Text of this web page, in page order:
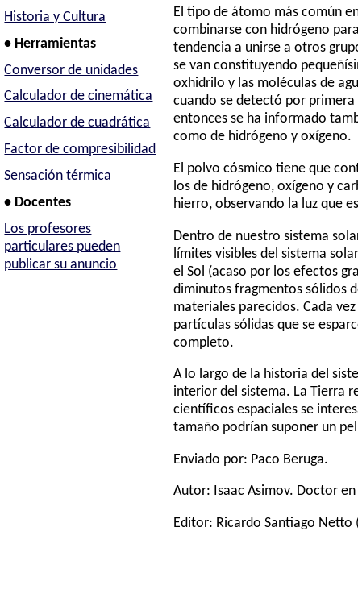
Historia y Cultura
• Herramientas
Conversor de unidades
Calculador de cinemática
Calculador de cuadrática
Factor de compresibilidad
Sensación térmica
• Docentes
Los profesores
particulares pueden
publicar su anuncio
El tipo de átomo más común
combinarse con hidrógeno
tendencia a unirse a otros
se van constituyendo
oxhidrilo y las moléculas de
cuando se detectó por primera
entonces se ha informado
como de hidrógeno y oxígeno.
El polvo cósmico tiene que
los de hidrógeno, oxígeno y
hierro, observando la luz que
Dentro de nuestro sistema
límites visibles del sistema
el Sol (acaso por los efectos
diminutos fragmentos sólidos
materiales parecidos. Cada
partículas sólidas que se
completo.
A lo largo de la historia del
interior del sistema. La Tierra
científicos espaciales se
tamaño podrían suponer un
Enviado por: Paco Beruga.
Autor: Isaac Asimov. Doctor en
Editor: Ricardo Santiago Netto